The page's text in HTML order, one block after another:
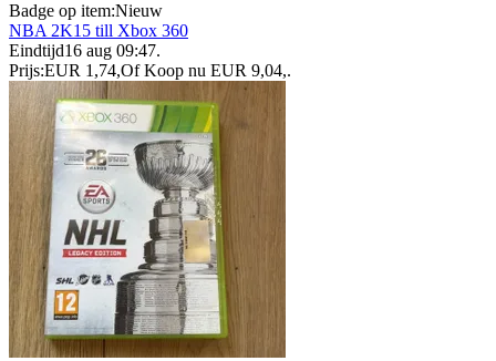
Badge op item:Nieuw
NBA 2K15 till Xbox 360
Eindtijd16 aug 09:47.
Prijs:EUR 1,74,Of Koop nu EUR 9,04,.